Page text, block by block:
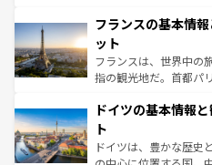
なお、新着のイタリア
しい。
文化が根付くこの国で
れる闘牛、そして美味
る。首都マドリードの
アートに溢れた街角か
せる。地方によって風
ンテンツ一覧 を参照し
フランスの基本情
ット
フランスは、世界中の
指の観光地だ。首都パ
で、幅広い魅力が詰ま
聖堂、美しいビーチ、
から魅了する。また、
れ、フランス料理はユ
ドイツの基本情報
ト
ドイツは、豊かな歴史